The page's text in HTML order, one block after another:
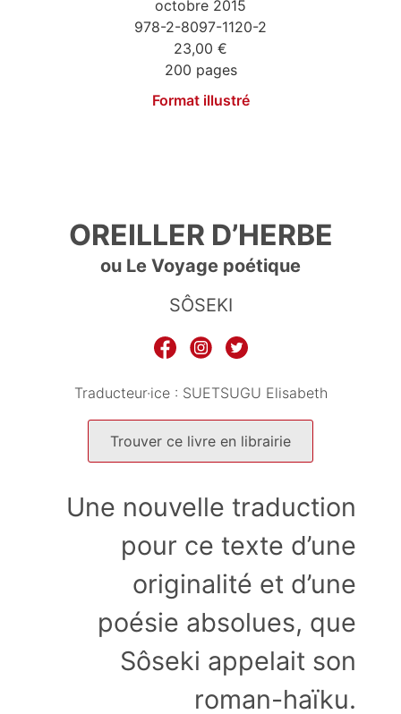
octobre 2015
978-2-8097-1120-2
23,00 €
200 pages
Format illustré
OREILLER D’HERBE
ou Le Voyage poétique
SÔSEKI
Traducteur·ice : SUETSUGU Elisabeth
Trouver ce livre en librairie
Une nouvelle traduction
pour ce texte d’une
originalité et d’une
poésie absolues, que
Sôseki appelait son
roman-haïku.